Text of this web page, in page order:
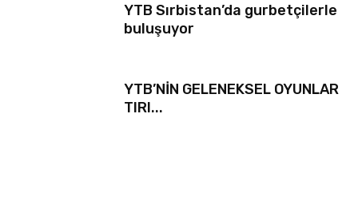
YTB Sırbistan’da gurbetçilerle
buluşuyor
YTB’NİN GELENEKSEL OYUNLAR
TIRI...